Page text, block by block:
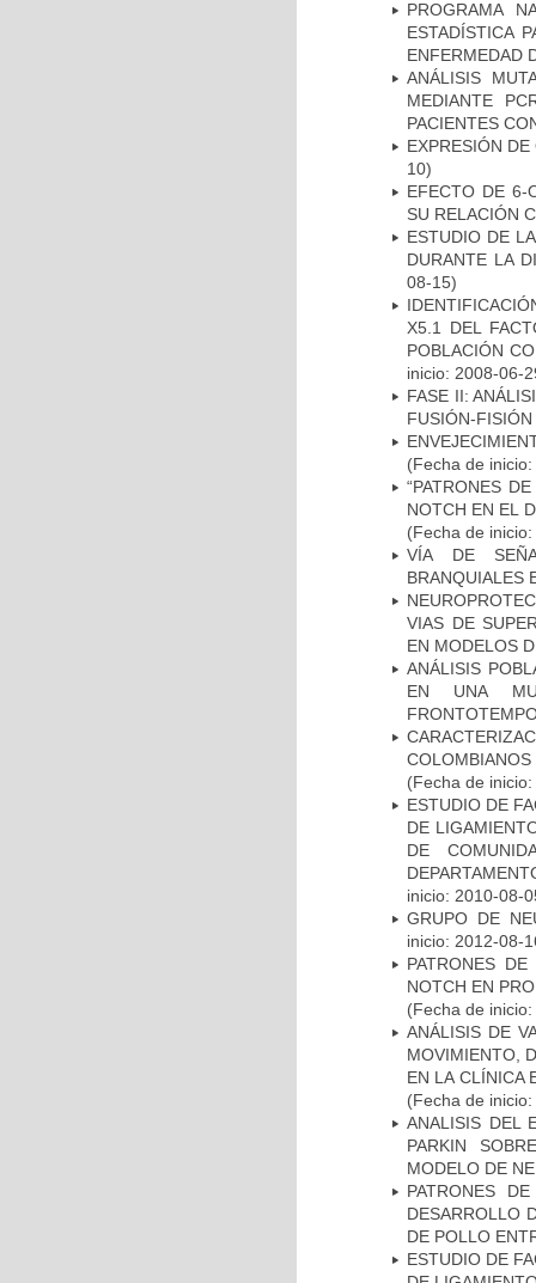
PROGRAMA
ESTADÍSTICA
ENFERMEDAD
ANÁLISIS
MEDIANTE
PACIENTES
EXPRESIÓN
10)
EFECTO DE 6-
SU RELACIÓN
ESTUDIO DE
DURANTE LA
08-15)
X5.1 DEL
POBLACIÓN
inicio: 2008-06-
FASE II:
FUSIÓN-
(Fecha de
“PATRONES
NOTCH EN EL
(Fecha de
VÍA DE
BRANQUIALES
VIAS DE
EN MODELOS
ANÁLISIS
EN UNA
(Fecha de
ESTUDIO DE
DE
DE
inicio: 2010-08-
GRUPO DE
inicio: 2012-08-
PATRONES
NOTCH EN
(Fecha de
ANÁLISIS DE
MOVIMIENTO,
EN LA CLÍNICA
(Fecha de
ANALISIS DEL
PARKIN
MODELO DE
PATRONES
DESARROLLO
DE POLLO
ESTUDIO DE